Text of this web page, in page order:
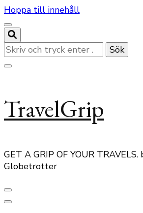
Hoppa till innehåll
Letar
du
efter
TravelGrip
GET A GRIP OF YOUR
Globetrotter